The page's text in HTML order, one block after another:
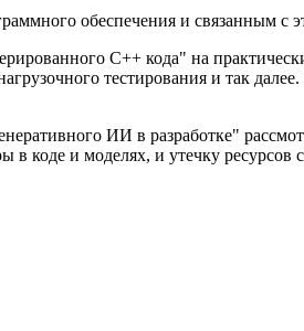
обеспечения и связанным с
С++ кода" на
тестирования и так
ИИ в разработке"
коде и моделях, и утечку ресурсов